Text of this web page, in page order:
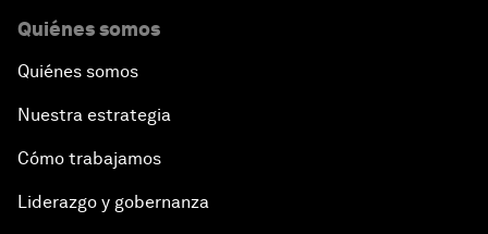
Quiénes somos
Quiénes somos
Nuestra estrategia
Cómo trabajamos
Liderazgo y gobernanza